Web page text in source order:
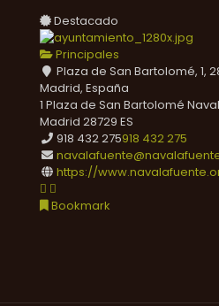
Destacado
Principales
Plaza de San Bartolomé, 1,
Madrid, España
1 Plaza de San Bartolomé
Madrid 28729 ES
918 432 275918 432 275
https://
Bookmark